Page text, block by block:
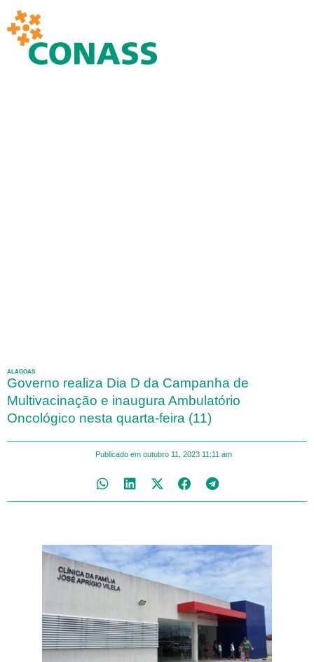
ALAGOAS
Governo realiza Dia D da Campanha de
Multivacinação e inaugura Ambulatório
Oncológico nesta quarta-feira (11)
Publicado em outubro 11, 2023 11:11 am